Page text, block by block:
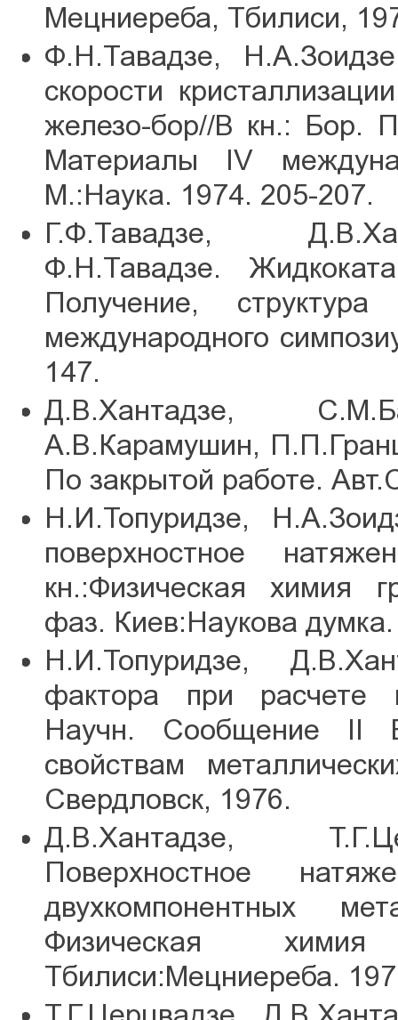
Мецниереба, Тбилиси,
Ф.Н.Тавадзе,
скорости
железо-бор//В кн.: Бор.
Материалы IV
М.:Наука. 1974. 205-207.
Г.Ф.Тавадзе,
Ф.Н.Тавадзе.
Получение,
международного
147.
Д.В.Хантадзе,
А.В.Карамушин,
По закрытой работе.
Н.И.Топуридзе,
поверхностное
кн.:Физическая химия
фаз. Киев:Наукова
Н.И.Топуридзе,
фактора при расчете
Научн. Сообщение II
свойствам
Свердловск, 1976.
Д.В.Хантадзе,
Поверхностное
двухкомпонентных
Физическая химия
Тбилиси:Мецниереба.